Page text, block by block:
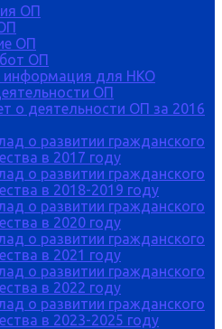
ОП
ОП
ОП
информация для НКО
ОП
о деятельности ОП за 2016
о развитии гражданского
в 2017 году
о развитии гражданского
в 2018-2019 году
о развитии гражданского
в 2020 году
о развитии гражданского
в 2021 году
о развитии гражданского
в 2022 году
о развитии гражданского
в 2023-2025 году